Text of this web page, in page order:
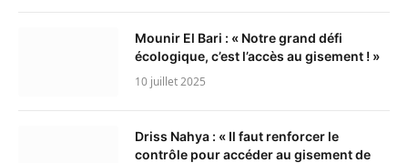
Mounir El Bari : « Notre grand défi
écologique, c’est l’accès au gisement ! »
10 juillet 2025
Driss Nahya : « Il faut renforcer le
contrôle pour accéder au gisement de